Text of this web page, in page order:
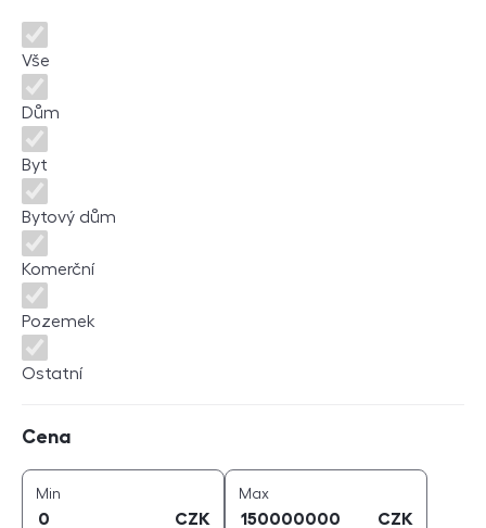
Typ nemovitosti
Vše
Dům
Byt
Bytový dům
Komerční
Pozemek
Ostatní
Cena
Min
CZK
Maxcena (
CZK